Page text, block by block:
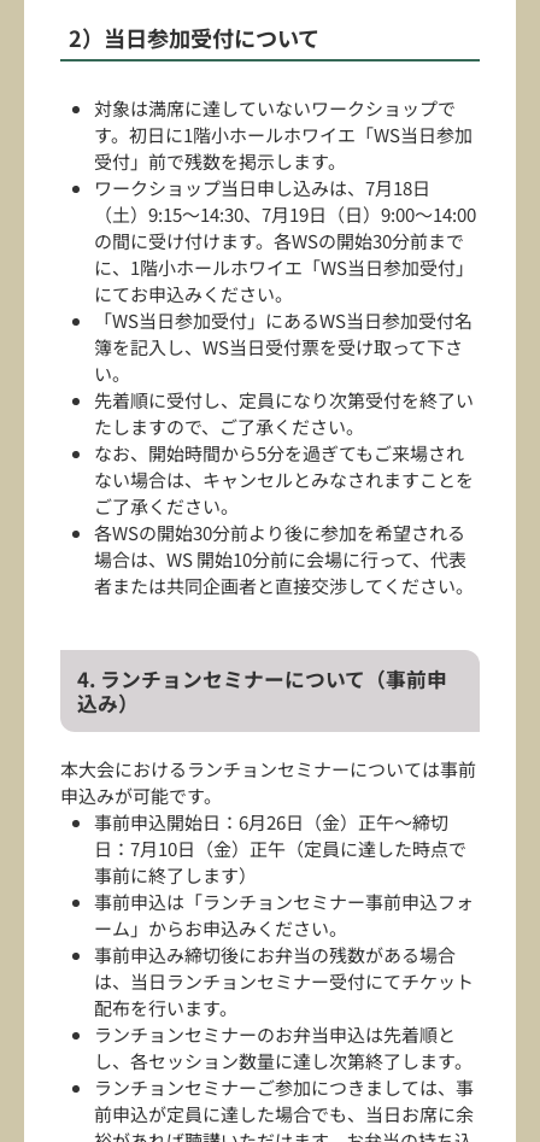
2）当日参加受付について
対象は満席に達していないワークショップで
す。初日に1階小ホールホワイエ「WS当日参加
受付」前で残数を掲示します。
ワークショップ当日申し込みは、7月18日
（土）9:15～14:30、7月19日（日）9:00～14:00
の間に受け付けます。各WSの開始30分前まで
に、1階小ホールホワイエ「WS当日参加受付」
にてお申込みください。
「WS当日参加受付」にあるWS当日参加受付名
簿を記入し、WS当日受付票を受け取って下さ
い。
先着順に受付し、定員になり次第受付を終了い
たしますので、ご了承ください。
なお、開始時間から5分を過ぎてもご来場され
ない場合は、キャンセルとみなされますことを
ご了承ください。
各WSの開始30分前より後に参加を希望される
場合は、WS 開始10分前に会場に行って、代表
者または共同企画者と直接交渉してください。
4. ランチョンセミナーについて（事前申
込み）
本大会におけるランチョンセミナーについては事前
申込みが可能です。
事前申込開始日：6月26日（金）正午～締切
日：7月10日（金）正午（定員に達した時点で
事前に終了します）
事前申込は「ランチョンセミナー事前申込フォ
ーム」からお申込みください。
事前申込み締切後にお弁当の残数がある場合
は、当日ランチョンセミナー受付にてチケット
配布を行います。
ランチョンセミナーのお弁当申込は先着順と
し、各セッション数量に達し次第終了します。
ランチョンセミナーご参加につきましては、事
前申込が定員に達した場合でも、当日お席に余